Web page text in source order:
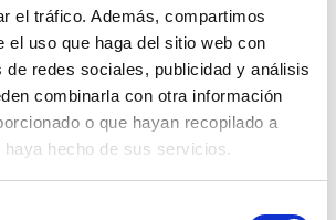
el tráfico. Además, compartimos
el uso que haga del sitio web con
de redes sociales, publicidad y análisis
combinarla con otra información
o que hayan recopilado a
haya hecho de sus servicios.
Demo Sites. This is your first